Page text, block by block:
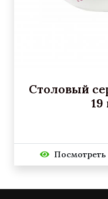
Столовый
19
Посмотреть